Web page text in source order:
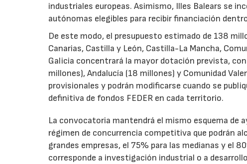
industriales europeas. Asimismo, Illes Balears se
autónomas elegibles para recibir financiación
De este modo, el presupuesto estimado de 138
Canarias, Castilla y León, Castilla-La Mancha,
Galicia concentrará la mayor dotación prevista,
millones), Andalucía (18 millones) y Comunidad
provisionales y podrán modificarse cuando se
definitiva de fondos FEDER en cada territorio.
La convocatoria mantendrá el mismo esquema de
régimen de concurrencia competitiva que podrán
grandes empresas, el 75% para las medianas y el
corresponde a investigación industrial o a